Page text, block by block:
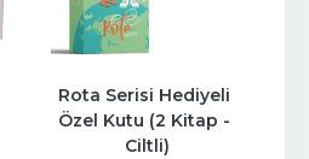
Rota Serisi Hediyeli
Özel Kutu (2 Kitap -
Ciltli)